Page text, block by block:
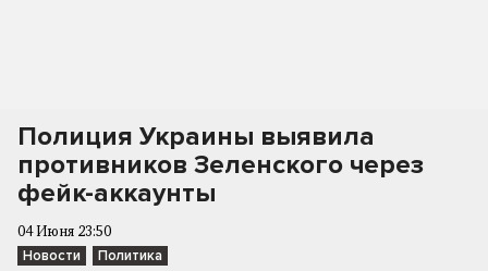
Полиция Украины выявила
противников Зеленского через
фейк-аккаунты
04 Июня 23:50
Новости Политика